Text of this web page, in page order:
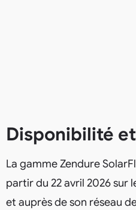
Disponibilité
La gamme Zendure
partir du 22 avril 2026 sur
et auprès de son réseau